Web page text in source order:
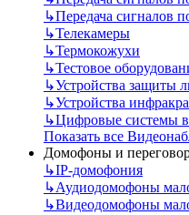
↳Передача сигналов
↳Телекамеры
↳Термокожухи
↳Тестовое
↳Устройства защиты
↳Устройства
↳Цифровые системы
Показать все
Домофоны и
↳IP-домофония
↳Аудиодомофоны
↳Видеодомофоны